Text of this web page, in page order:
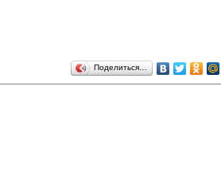
Поделиться…